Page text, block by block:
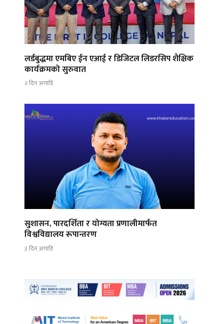
लर्डबुद्धमा एमबिए ईन एआई र डिजिटल लिडरसिप शैक्षिक
कार्यक्रमको सुरुवात
२ दिन अगाडि
सुशासन, पारदर्शिता र योग्यता प्रणालीमार्फत
विश्वविद्यालय रूपान्तरण
३ दिन अगाडि